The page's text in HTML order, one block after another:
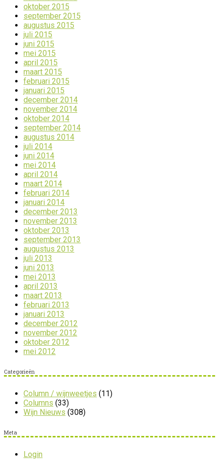
oktober 2015
september 2015
augustus 2015
juli 2015
juni 2015
mei 2015
april 2015
maart 2015
februari 2015
januari 2015
december 2014
november 2014
oktober 2014
september 2014
augustus 2014
juli 2014
juni 2014
mei 2014
april 2014
maart 2014
februari 2014
januari 2014
december 2013
november 2013
oktober 2013
september 2013
augustus 2013
juli 2013
juni 2013
mei 2013
april 2013
maart 2013
februari 2013
januari 2013
december 2012
november 2012
oktober 2012
mei 2012
Categorieën
Column / wijnweetjes (11)
Columns (33)
Wijn Nieuws (308)
Meta
Login